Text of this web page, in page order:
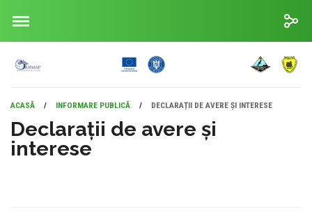
ACASĂ / INFORMARE PUBLICĂ / DECLARAȚII DE AVERE ȘI INTERESE
Declarații de avere și
interese